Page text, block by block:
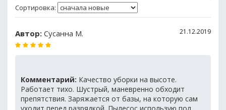
Сортировка:
Автор: Сусанна М. 21.12.2019
Комментарий: Качество уборки на высоте.
Работает тихо. Шустрый, маневренно обходит
препятствия. Заряжается от базы, на которую сам